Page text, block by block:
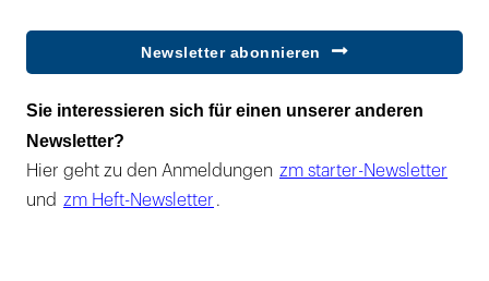
Newsletter abonnieren
Sie interessieren sich für einen unserer anderen
Newsletter?
Hier geht zu den Anmeldungen zm starter-Newsletter
und zm Heft-Newsletter .